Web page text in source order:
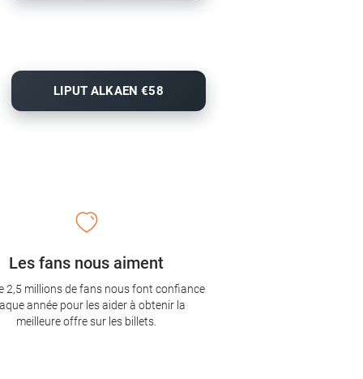
LIPUT ALKAEN €58
Les fans nous aiment
2,5 millions de fans nous font confiance
année pour les aider à obtenir la
meilleure offre sur les billets.